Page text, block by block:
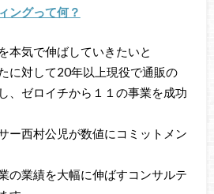
ングって何？
本気で伸ばしていきたいと
に対して20年以上現役で通販の
、ゼロイチから１１の事業を成功
ー西村公児が数値にコミットメン
の業績を大幅に伸ばすコンサルテ